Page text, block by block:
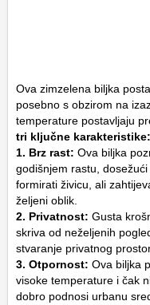
Ova zimzelena biljka
posebno s obzirom na
temperature postavljaju
tri ključne karakteristike:
1. Brz rast: Ova biljka
godišnjem rastu,
formirati živicu, ali
željeni oblik.
2. Privatnost: Gusta
skriva od neželjenih
stvaranje privatnog
3. Otpornost: Ova biljka
visoke temperature i čak
dobro podnosi urbanu